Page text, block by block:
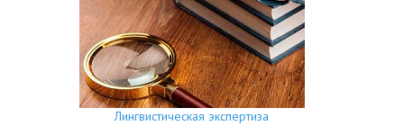
Лингвистическая экспертиза